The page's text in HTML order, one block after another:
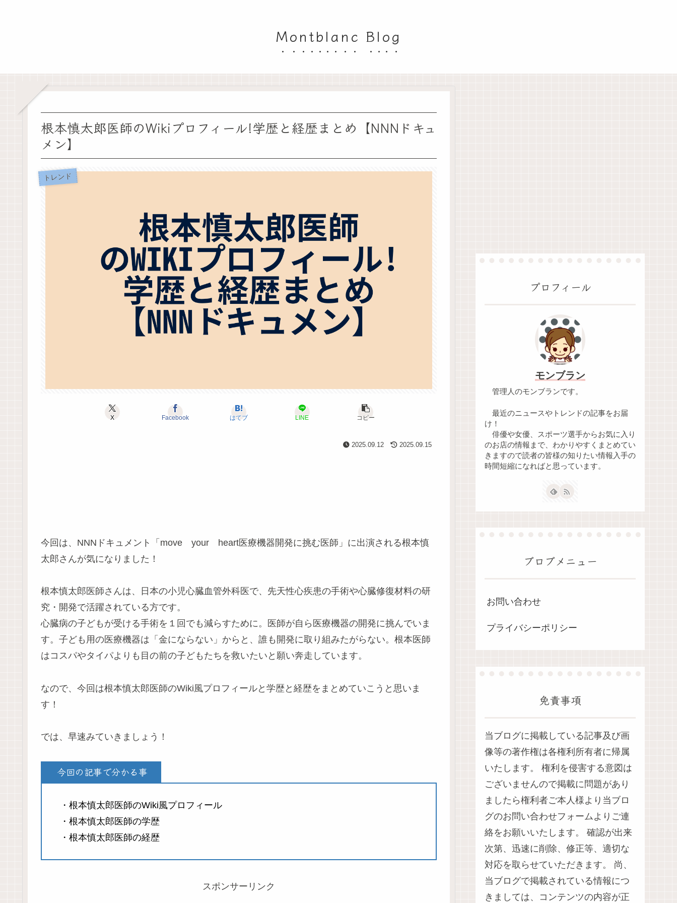
Montblanc Blog
根本慎太郎医師のWikiプロフィール!学歴と経歴まとめ【NNNドキュ
メン】
トレンド
X Facebook はてブ LINE コピー
2025.09.12 2025.09.15
今回は、NNNドキュメント「move your heart医療機器開発に挑む医師」に出演される根本慎
太郎さんが気になりました！
根本慎太郎医師さんは、日本の小児心臓血管外科医で、先天性心疾患の手術や心臓修復材料の研
究・開発で活躍されている方です。
心臓病の子どもが受ける手術を１回でも減らすために。医師が自ら医療機器の開発に挑んでいま
す。子ども用の医療機器は「金にならない」からと、誰も開発に取り組みたがらない。根本医師
はコスパやタイパよりも目の前の子どもたちを救いたいと願い奔走しています。
なので、今回は根本慎太郎医師のWiki風プロフィールと学歴と経歴をまとめていこうと思いま
す！
では、早速みていきましょう！
今回の記事で分かる事
・根本慎太郎医師のWiki風プロフィール
・根本慎太郎医師の学歴
・根本慎太郎医師の経歴
スポンサーリンク
プロフィール
モンブラン
管理人のモンブランです。
最近のニュースやトレンドの記事をお届
け！
俳優や女優、スポーツ選手からお気に入り
のお店の情報まで、わかりやすくまとめてい
きますので読者の皆様の知りたい情報入手の
時間短縮になればと思っています。
ブロブメニュー
お問い合わせ
プライバシーポリシー
免責事項
当ブログに掲載している記事及び画
像等の著作権は各権利所有者に帰属
いたします。 権利を侵害する意図は
ございませんので掲載に問題があり
ましたら権利者ご本人様より当ブロ
グのお問い合わせフォームよりご連
絡をお願いいたします。 確認が出来
次第、迅速に削除、修正等、適切な
対応を取らせていただきます。 尚、
当ブログで掲載されている情報につ
きましては、コンテンツの内容が正